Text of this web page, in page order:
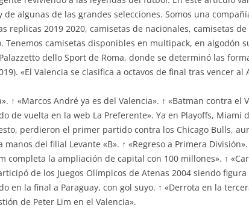
algunas de las grandes selecciones. Somos una
replicas 2019 2020, camisetas de nacionales, camisetas
camisetas disponibles en multipack, en algodón
dello Sport de Roma, donde se determinó las
«El Valencia se clasifica a octavos de final tras vencer al
↑ «Marcos André ya es del Valencia». ↑ «Batman contra el
de vuelta en la web La Preferente». Ya en Playoffs, Miami
perdieron el primer partido contra los Chicago Bulls,
del filial Levante «B». ↑ «Regreso a Primera División».
completa la ampliación de capital con 100 millones». ↑
de los Juegos Olímpicos de Atenas 2004 siendo
en la final a Paraguay, con gol suyo. ↑ «Derrota en la
de Peter Lim en el Valencia».